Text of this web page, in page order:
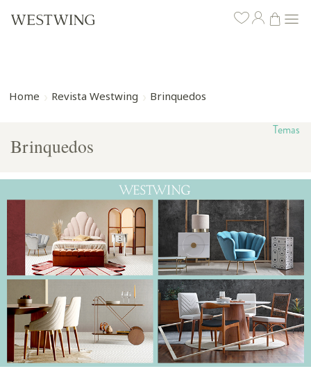
Home Revista Westwing Brinquedos
Temas
Brinquedos